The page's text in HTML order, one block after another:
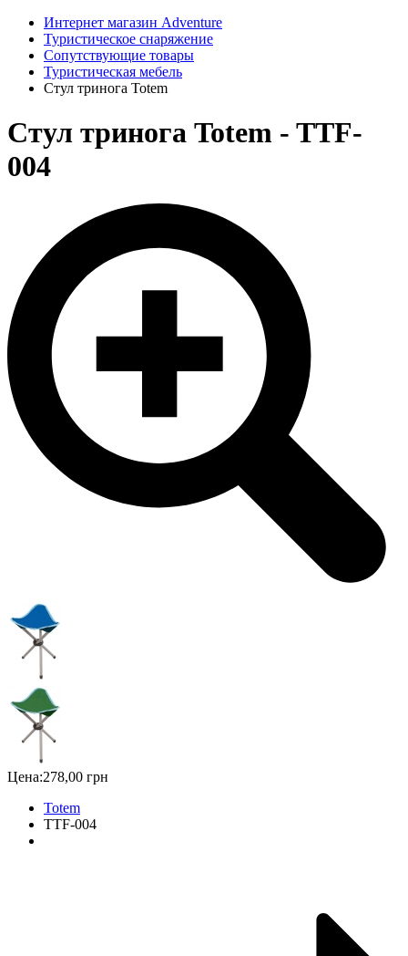
Интернет магазин Adventure
Туристическое снаряжение
Сопутствующие товары
Туристическая мебель
Стул тринога Totem
Стул тринога Totem - TTF-
004
Цена:278,00 грн
Totem
TTF-004